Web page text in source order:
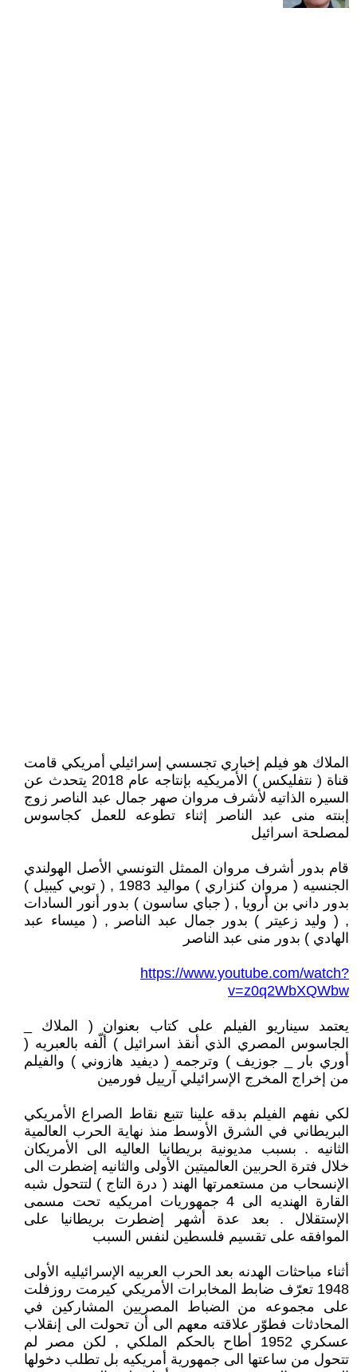
الملاك هو فيلم إخباري تجسسي إسرائيلي أمريكي قامت
قناة ( نتفليكس ) الأمريكيه بإنتاجه عام 2018 يتحدث عن
السيره الذاتيه لأشرف مروان صهر جمال عبد الناصر زوج
إبنته منى عبد الناصر إثناء تطوعه للعمل كجاسوس
لمصلحة اسرائيل
قام بدور أشرف مروان الممثل التونسي الأصل الهولندي
الجنسيه ( مروان كنزاري ) مواليد 1983 , ( توبي كيبيل )
بدور داني بن أرويا , ( جباي ساسون ) بدور أنور السادات
, ( وليد زعيتر ) بدور جمال عبد الناصر , ( ميساء عبد
الهادي ) بدور منى عبد الناصر
https://www.youtube.com/watch?
v=z0q2WbXQWbw
يعتمد سيناريو الفيلم على كتاب بعنوان ( الملاك _
الجاسوس المصري الذي أنقذ اسرائيل ) ألّفه بالعبريه (
أوري بار _ جوزيف ) وترجمه ( ديفيد هازوني ) والفيلم
من إخراج المخرج الإسرائيلي آرييل فورمين
لكي نفهم الفيلم بدقه علينا تتبع نقاط الصراع الأمريكي
البريطاني في الشرق الأوسط منذ نهاية الحرب العالمية
الثانيه . بسبب مديونية بريطانيا العاليه الى الأمريكان
خلال فترة الحربين العالميتين الأولى والثانيه إضطرت الى
الإنسحاب من مستعمرتها الهند ( درة التاج ) لتتحول شبه
القارة الهنديه الى 4 جمهوريات امريكيه تحت مسمى
الإستقلال . بعد عدة أشهر إضطرت بريطانيا على
الموافقه على تقسيم فلسطين لنفس السبب
أثناء مباحثات الهدنه بعد الحرب العربيه الإسرائيليه الأولى
1948 تعرّف ضابط المخابرات الأمريكي كيرمت روزفلت
على مجموعه من الضباط المصريين المشاركين في
المحادثات فطوّر علاقته معهم الى أن تحولت الى إنقلاب
عسكري 1952 أطاح بالحكم الملكي , لكن مصر لم
تتحول من ساعتها الى جمهورية أمريكيه بل تطلب دخولها